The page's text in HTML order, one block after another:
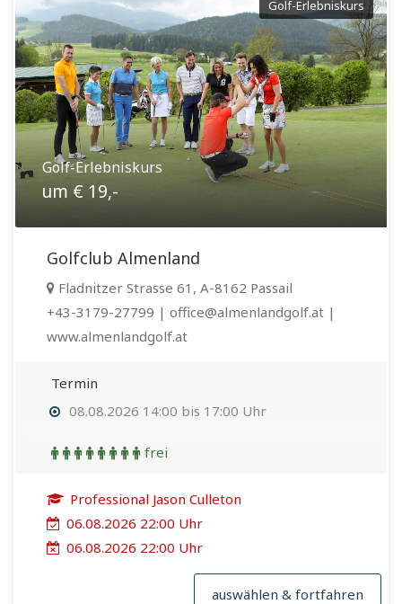
Golf-Erlebniskurs
Golf-Erlebniskurs
um € 19,-
Golfclub Almenland
Fladnitzer Strasse 61, A-8162 Passail
+43-3179-27799 | office@almenlandgolf.at |
www.almenlandgolf.at
Termin
08.08.2026 14:00 bis 17:00 Uhr
frei
Professional Jason Culleton
06.08.2026 22:00 Uhr
06.08.2026 22:00 Uhr
auswählen & fortfahren